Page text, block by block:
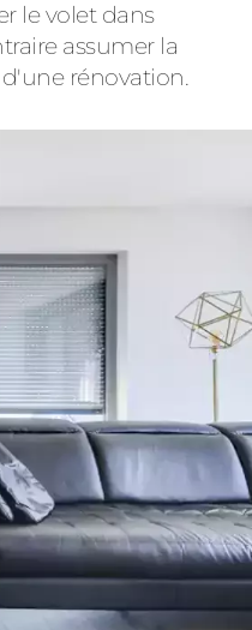
le volet dans
assumer la
rénovation.